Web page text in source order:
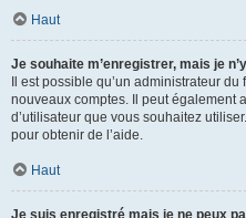
Haut
Je souhaite m’enregistrer, mais je
Il est possible qu’un administrateur
nouveaux comptes. Il peut également
d’utilisateur que vous souhaitez
pour obtenir de l’aide.
Haut
Je suis enregistré mais je ne peux